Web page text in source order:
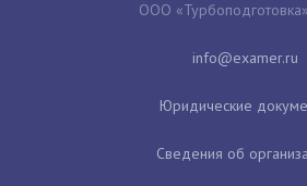
ООО
Юридические
Сведения об